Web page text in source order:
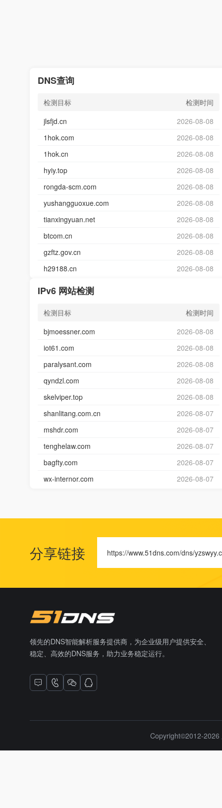
DNS查询
检测目标
检测时间
jlsfjd.cn
2026-08-08
1hok.com
2026-08-08
1hok.cn
2026-08-08
hyiy.top
2026-08-08
rongda-scm.com
2026-08-08
yushangguoxue.com
2026-08-08
tianxingyuan.net
2026-08-08
btcom.cn
2026-08-08
gzftz.gov.cn
2026-08-08
h29188.cn
2026-08-08
IPv6 网站检测
检测目标
检测时间
bjmoessner.com
2026-08-08
iot61.com
2026-08-08
paralysant.com
2026-08-08
qyndzl.com
2026-08-08
skelviper.top
2026-08-08
shanlitang.com.cn
2026-08-07
mshdr.com
2026-08-07
tenghelaw.com
2026-08-07
bagfty.com
2026-08-07
wx-internor.com
2026-08-07
分享链接 https://www.51dns.com/dns/
领先的DNS智能解析服务提供商，为企业级用户提供安全、
稳定、高效的DNS服务，助力业务稳定运行。
Copyright©2012-2026